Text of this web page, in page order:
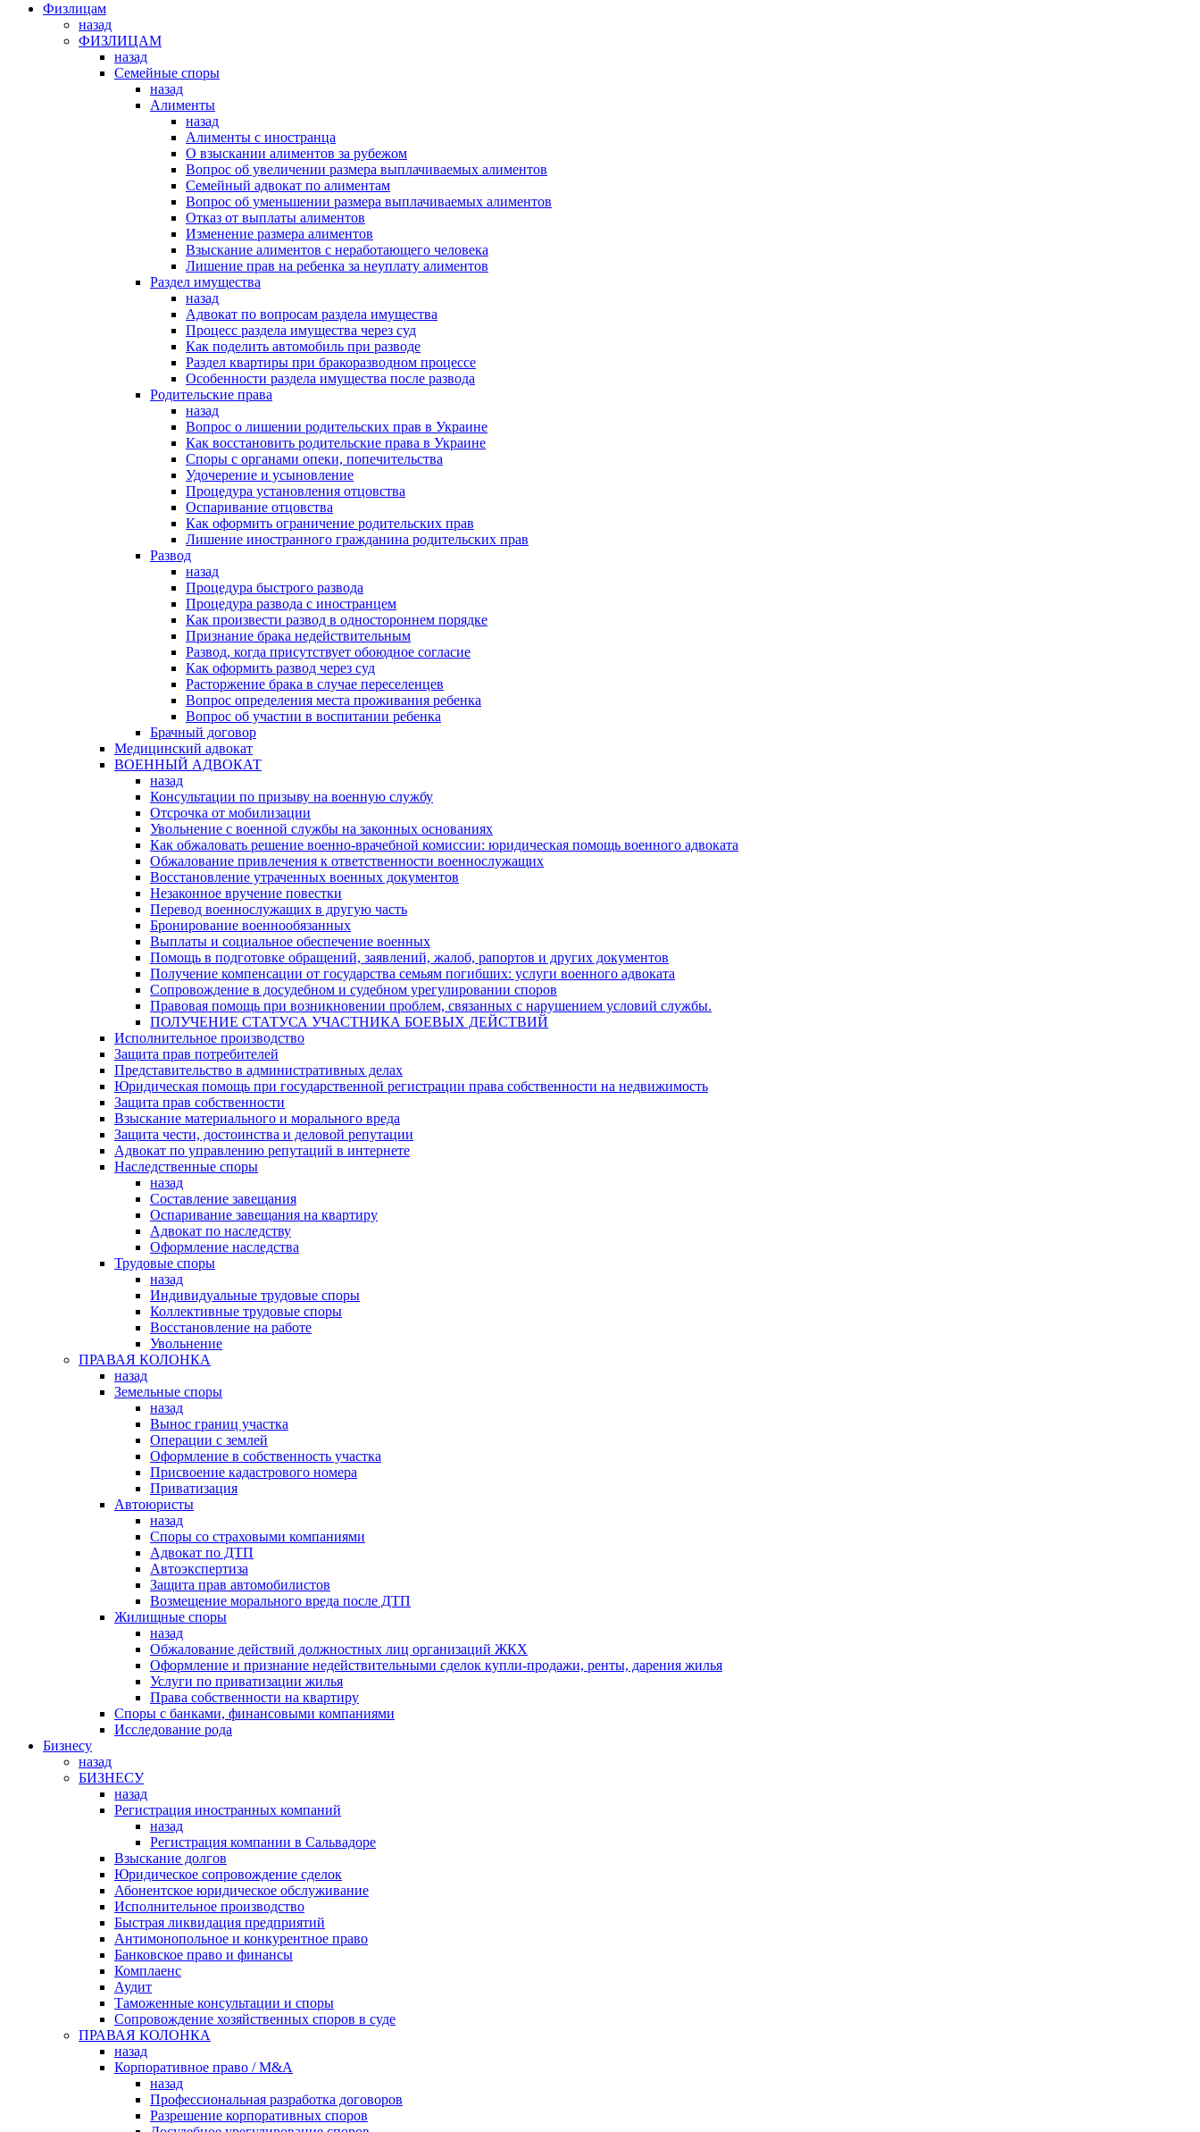
Физлицам
назад
ФИЗЛИЦАМ
назад
Семейные споры
назад
Алименты
назад
Алименты с иностранца
О взыскании алиментов за рубежом
Вопрос об увеличении размера выплачиваемых алиментов
Семейный адвокат по алиментам
Вопрос об уменьшении размера выплачиваемых алиментов
Отказ от выплаты алиментов
Изменение размера алиментов
Взыскание алиментов с неработающего человека
Лишение прав на ребенка за неуплату алиментов
Раздел имущества
назад
Адвокат по вопросам раздела имущества
Процесс раздела имущества через суд
Как поделить автомобиль при разводе
Раздел квартиры при бракоразводном процессе
Особенности раздела имущества после развода
Родительские права
назад
Вопрос о лишении родительских прав в Украине
Как восстановить родительские права в Украине
Споры с органами опеки, попечительства
Удочерение и усыновление
Процедура установления отцовства
Оспаривание отцовства
Как оформить ограничение родительских прав
Лишение иностранного гражданина родительских прав
Развод
назад
Процедура быстрого развода
Процедура развода с иностранцем
Как произвести развод в одностороннем порядке
Признание брака недействительным
Развод, когда присутствует обоюдное согласие
Как оформить развод через суд
Расторжение брака в случае переселенцев
Вопрос определения места проживания ребенка
Вопрос об участии в воспитании ребенка
Брачный договор
Медицинский адвокат
ВОЕННЫЙ АДВОКАТ
назад
Консультации по призыву на военную службу
Отсрочка от мобилизации
Увольнение с военной службы на законных основаниях
Как обжаловать решение военно-врачебной комиссии: юридическая помощь военного адвоката
Обжалование привлечения к ответственности военнослужащих
Восстановление утраченных военных документов
Незаконное вручение повестки
Перевод военнослужащих в другую часть
Бронирование военнообязанных
Выплаты и социальное обеспечение военных
Помощь в подготовке обращений, заявлений, жалоб, рапортов и других документов
Получение компенсации от государства семьям погибших: услуги военного адвоката
Сопровождение в досудебном и судебном урегулировании споров
Правовая помощь при возникновении проблем, связанных с нарушением условий службы.
ПОЛУЧЕНИЕ СТАТУСА УЧАСТНИКА БОЕВЫХ ДЕЙСТВИЙ
Исполнительное производство
Защита прав потребителей
Представительство в административных делах
Юридическая помощь при государственной регистрации права собственности на недвижимость
Защита прав собственности
Взыскание материального и морального вреда
Защита чести, достоинства и деловой репутации
Адвокат по управлению репутаций в интернете
Наследственные споры
назад
Составление завещания
Оспаривание завещания на квартиру
Адвокат по наследству
Оформление наследства
Трудовые споры
назад
Индивидуальные трудовые споры
Коллективные трудовые споры
Восстановление на работе
Увольнение
ПРАВАЯ КОЛОНКА
назад
Земельные споры
назад
Вынос границ участка
Операции с землей
Оформление в собственность участка
Присвоение кадастрового номера
Приватизация
Автоюристы
назад
Споры со страховыми компаниями
Адвокат по ДТП
Автоэкспертиза
Защита прав автомобилистов
Возмещение морального вреда после ДТП
Жилищные споры
назад
Обжалование действий должностных лиц организаций ЖКХ
Оформление и признание недействительными сделок купли-продажи, ренты, дарения жилья
Услуги по приватизации жилья
Права собственности на квартиру
Cпоры с банками, финансовыми компаниями
Исследование рода
Бизнесу
назад
БИЗНЕСУ
назад
Регистрация иностранных компаний
назад
Регистрация компании в Сальвадоре
Взыскание долгов
Юридическое сопровождение сделок
Абонентское юридическое обслуживание
Исполнительное производство
Быстрая ликвидация предприятий
Антимонопольное и конкурентное право
Банковское право и финансы
Комплаенс
Аудит
Таможенные консультации и споры
Сопровождение хозяйственных споров в суде
ПРАВАЯ КОЛОНКА
назад
Корпоративное право / M&A
назад
Профессиональная разработка договоров
Разрешение корпоративных споров